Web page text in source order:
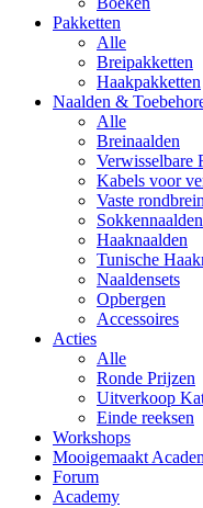
Pakketten
Alle
Breipakketten
Haakpakketten
Naalden &
Alle
Breinaalden
Verwisselbare
Kabels voor
Vaste
Sokkennaalden
Haaknaalden
Tunische
Naaldensets
Opbergen
Accessoires
Acties
Alle
Ronde Prijzen
Uitverkoop
Einde reeksen
Workshops
Mooigemaakt
Forum
Academy